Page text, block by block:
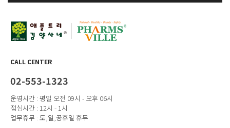
CALL CENTER
02-553-1323
운영시간 : 평일 오전 09시 - 오후 06시
점심시간 : 12시 - 1시
업무휴무 : 토,일,공휴일 휴무